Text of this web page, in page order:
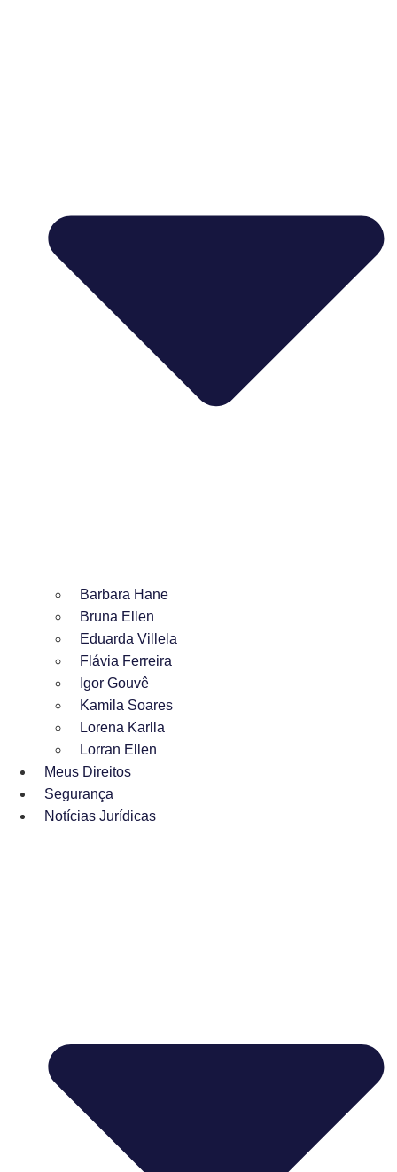
Barbara Hane
Bruna Ellen
Eduarda Villela
Flávia Ferreira
Igor Gouvê
Kamila Soares
Lorena Karlla
Lorran Ellen
Meus Direitos
Segurança
Notícias Jurídicas